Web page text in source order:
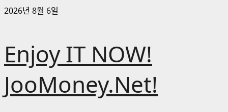
콘
로
바
기
2026년 8월 6일
Enjoy IT NOW!
JooMoney.Net!